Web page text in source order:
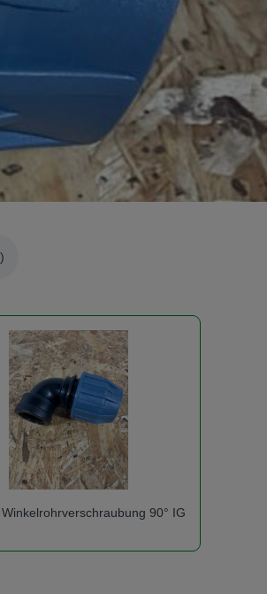
Winkelrohrverschraubung 90° IG